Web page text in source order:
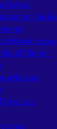
ร์ดAsus
มต่ออุปกรณ์เน็ต
พลาย
อร์ซัพพลายAsus
ขียนดีวีดีพกพา
หูฟัง Asus
ร้สายAsus
อAsus